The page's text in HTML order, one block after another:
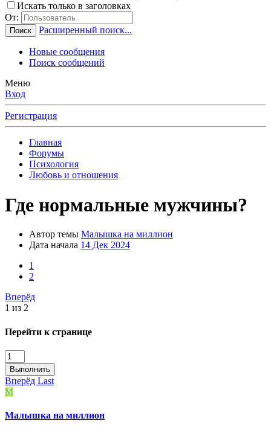
Искать только в заголовках
От:
Поиск Расширенный поиск...
Новые сообщения
Поиск сообщений
Меню
Вход
Регистрация
Главная
Форумы
Психология
Любовь и отношения
Где нормальные мужчины?
Автор темы Малышка на миллион
Дата начала 14 Дек 2024
1
2
Вперёд
1 из 2
Перейти к странице
Выполнить
Вперёд Last
М
Малышка на миллион